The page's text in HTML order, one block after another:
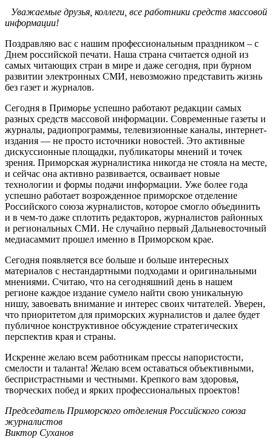
Уважаемые друзья, коллеги, все работники средств массовой
информации!
Поздравляю вас с нашим профессиональным праздником – с
Днем российской печати. Наша страна считается одной из
самых читающих стран в мире и даже сегодня, при бурном
развитии электронных СМИ, невозможно представить жизнь
без газет и журналов.
Сегодня в Приморье успешно работают редакции самых
разных средств массовой информации. Современные газеты и
журналы, радиопрограммы, телевизионные каналы, интернет-
издания — не просто источники новостей. Это активные
дискуссионные площадки, публикаторы мнений и точек
зрения. Приморская журналистика никогда не стояла на месте,
и сейчас она активно развивается, осваивает новые
технологии и формы подачи информации. Уже более года
успешно работает возрожденное приморское отделение
Российского союза журналистов, которое смогло объединить
и в чем-то даже сплотить редакторов, журналистов районных
и региональных СМИ. Не случайно первый Дальневосточный
медиасаммит прошел именно в Приморском крае.
Сегодня появляется все больше и больше интересных
материалов с нестандартными подходами и оригинальными
мнениями. Считаю, что на сегодняшний день в нашем
регионе каждое издание сумело найти свою уникальную
нишу, завоевать внимание и интерес своих читателей. Уверен,
что приоритетом для приморских журналистов и далее будет
публичное конструктивное обсуждение стратегических
перспектив края и страны.
Искренне желаю всем работникам прессы напористости,
смелости и таланта! Желаю всем оставаться объективными,
беспристрастными и честными. Крепкого вам здоровья,
творческих побед и ярких профессиональных проектов!
Председатель Приморского отделения Российского союза
журналистов
Виктор Суханов